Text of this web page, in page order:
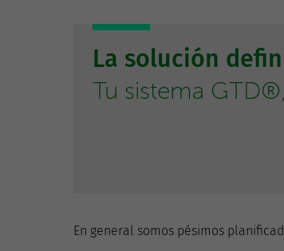
La solución
Tu sistema
En general somos pésimos